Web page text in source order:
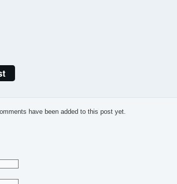
have been added to this post yet.